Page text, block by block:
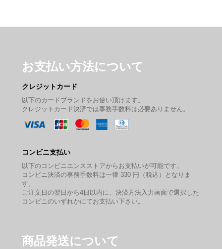
お支払い方法について
クレジットカード
以下のカードブランドをお使い頂けます。
クレジットカード決済では事務手数料は必要ありません。
コンビニ支払い
以下のコンビニエンスストアからお支払いが可能です。
コンビニ決済の事務手数料は一律 330 円（税込）となりま
す。
ご注文日の翌日から4日以内に、決済方法入力画面で選択した
コンビニのいずれかにてお支払い下さい。
商品発送について